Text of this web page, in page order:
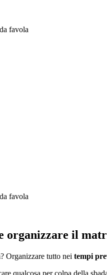
favola
favola
organizzare il
? Organizzare tutto nei tempi
qualcosa per colpa della